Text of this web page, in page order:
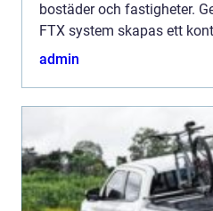
bostäder och fastigheter.
FTX system skapas ett
den varma fr&arin...
admin